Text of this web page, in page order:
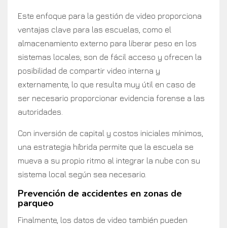
Este enfoque para la gestión de video proporciona
ventajas clave para las escuelas, como el
almacenamiento externo para liberar peso en los
sistemas locales; son de fácil acceso y ofrecen la
posibilidad de compartir video interna y
externamente, lo que resulta muy útil en caso de
ser necesario proporcionar evidencia forense a las
autoridades.
Con inversión de capital y costos iniciales mínimos,
una estrategia híbrida permite que la escuela se
mueva a su propio ritmo al integrar la nube con su
sistema local según sea necesario.
Prevención de accidentes en zonas de
parqueo
Finalmente, los datos de video también pueden